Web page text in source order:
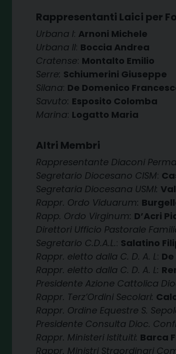
Rappresentanti Laici per
Urbana I: Arnoni Michele
Urbana II: Boccia Andrea
Cratense: Montalto Emilio
Serre: Schiumerini Giuseppe
Silana: De Domenico
Savuto: Esposito Colomba
Marina: Logatto Maria
Altri Membri
Rappresentante Diaconi
Segretario Diocesano CISM:
Segretaria Diocesana USMI:
Rappr. Ordo Viduarum:
Rapp. Ordo Virginum: D’Acri
Direttori Ufficio Pastorale
Segretario C.D.A.L.: Salatino
Rappr. eletto dalla C. D. A. L:
Rappr. eletto dalla C. D. A. L:
Presidente Azione Cattolica
Rappr. Terz’Ordini Secolari:
Rappr. Ordine Equestre S.
Presidente Consulta Dioc.
Rappr. Ministeri Istituiti: Barca
Rappr. Ministri Straordinari